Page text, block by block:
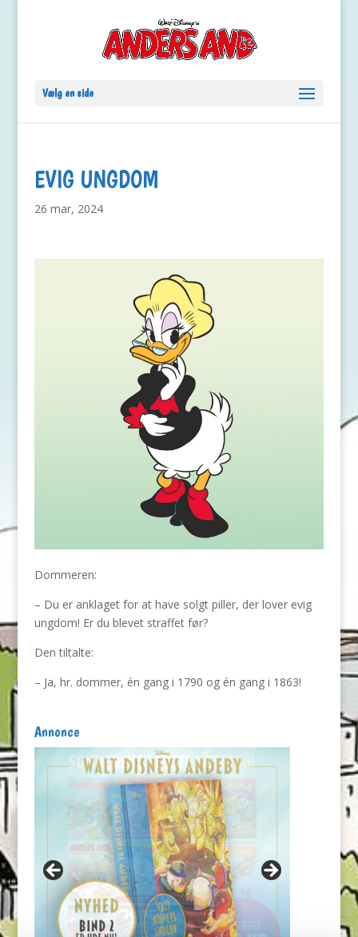
Vælg en side
EVIG UNGDOM
26 mar, 2024
Dommeren:
– Du er anklaget for at have solgt piller, der lover evig
ungdom! Er du blevet straffet før?
Den tiltalte:
– Ja, hr. dommer, én gang i 1790 og én gang i 1863!
Annonce